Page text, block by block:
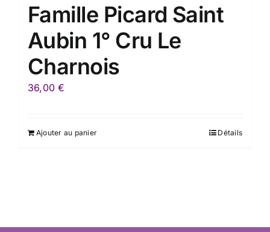
Famille Picard Saint
Aubin 1° Cru Le
Charnois
36,00€
Ajouter au panier Détails